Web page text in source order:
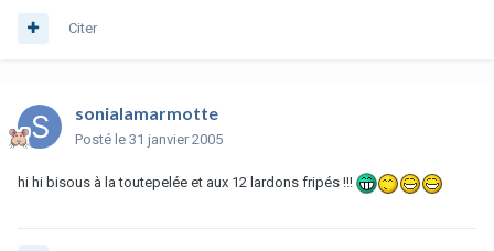
Citer
sonialamarmotte
Posté le 31 janvier 2005
hi hi bisous à la toutepelée et aux 12 lardons fripés !!!